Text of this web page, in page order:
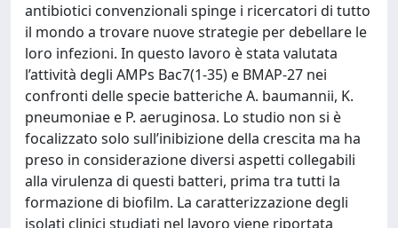
antibiotici convenzionali spinge i ricercatori di tutto
il mondo a trovare nuove strategie per debellare le
loro infezioni. In questo lavoro è stata valutata
l’attività degli AMPs Bac7(1-35) e BMAP-27 nei
confronti delle specie batteriche A. baumannii, K.
pneumoniae e P. aeruginosa. Lo studio non si è
focalizzato solo sull’inibizione della crescita ma ha
preso in considerazione diversi aspetti collegabili
alla virulenza di questi batteri, prima tra tutti la
formazione di biofilm. La caratterizzazione degli
isolati clinici studiati nel lavoro viene riportata